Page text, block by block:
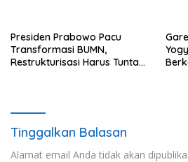
Presiden Prabowo Pacu
Transformasi BUMN,
Restrukturisasi Harus Tuntas
Tinggalkan Balasan
Alamat email Anda tidak akan